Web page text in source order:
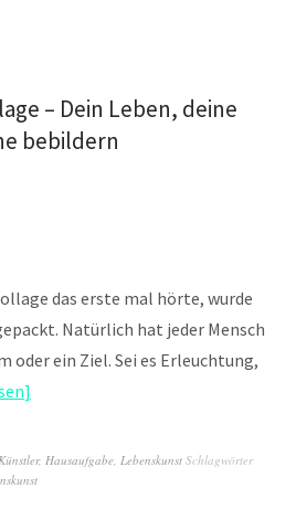
– Dein Leben, deine
bebildern
das erste mal hörte, wurde
Natürlich hat jeder Mensch
oder ein Ziel. Sei es Erleuchtung,
, Hausaufgabe, Lebenskunst Schlagwörter